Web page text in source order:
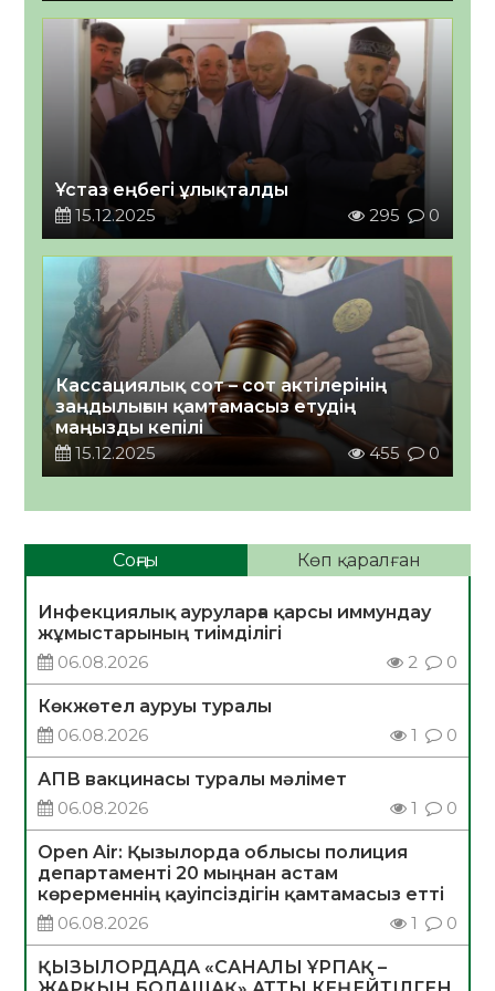
Ұстаз еңбегі ұлықталды
15.12.2025
295 0
Кассациялық сот – сот актілерінің
заңдылығын қамтамасыз етудің
маңызды кепілі
15.12.2025
455 0
Соңғы Көп қаралған
Инфекциялық ауруларға қарсы иммундау
жұмыстарының тиімділігі
06.08.2026
2 0
Көкжөтел ауруы туралы
06.08.2026
1 0
АПВ вакцинасы туралы мәлімет
06.08.2026
1 0
Open Air: Қызылорда облысы полиция
департаменті 20 мыңнан астам
көрерменнің қауіпсіздігін қамтамасыз етті
06.08.2026
1 0
ҚЫЗЫЛОРДАДА «САНАЛЫ ҰРПАҚ –